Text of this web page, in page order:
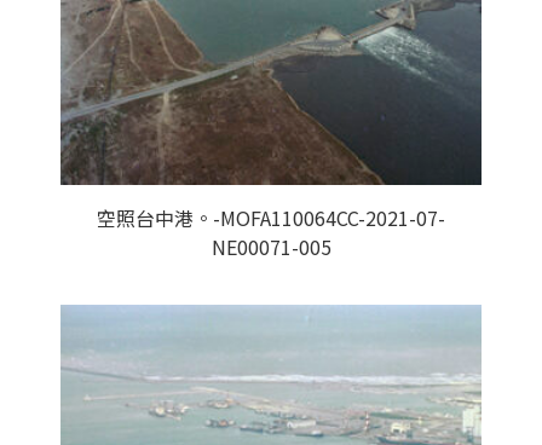
空照台中港。-MOFA110064CC-2021-07-
NE00071-005